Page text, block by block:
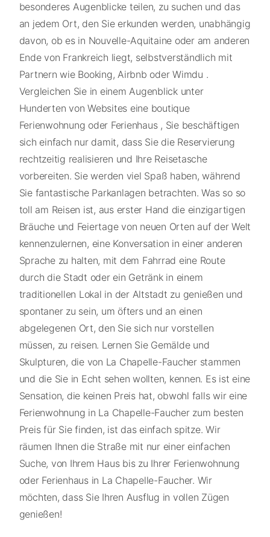
besonderes Augenblicke teilen, zu suchen und das
an jedem Ort, den Sie erkunden werden, unabhängig
davon, ob es in Nouvelle-Aquitaine oder am anderen
Ende von Frankreich liegt, selbstverständlich mit
Partnern wie Booking, Airbnb oder Wimdu .
Vergleichen Sie in einem Augenblick unter
Hunderten von Websites eine boutique
Ferienwohnung oder Ferienhaus , Sie beschäftigen
sich einfach nur damit, dass Sie die Reservierung
rechtzeitig realisieren und Ihre Reisetasche
vorbereiten. Sie werden viel Spaß haben, während
Sie fantastische Parkanlagen betrachten. Was so so
toll am Reisen ist, aus erster Hand die einzigartigen
Bräuche und Feiertage von neuen Orten auf der Welt
kennenzulernen, eine Konversation in einer anderen
Sprache zu halten, mit dem Fahrrad eine Route
durch die Stadt oder ein Getränk in einem
traditionellen Lokal in der Altstadt zu genießen und
spontaner zu sein, um öfters und an einen
abgelegenen Ort, den Sie sich nur vorstellen
müssen, zu reisen. Lernen Sie Gemälde und
Skulpturen, die von La Chapelle-Faucher stammen
und die Sie in Echt sehen wollten, kennen. Es ist eine
Sensation, die keinen Preis hat, obwohl falls wir eine
Ferienwohnung in La Chapelle-Faucher zum besten
Preis für Sie finden, ist das einfach spitze. Wir
räumen Ihnen die Straße mit nur einer einfachen
Suche, von Ihrem Haus bis zu Ihrer Ferienwohnung
oder Ferienhaus in La Chapelle-Faucher. Wir
möchten, dass Sie Ihren Ausflug in vollen Zügen
genießen!